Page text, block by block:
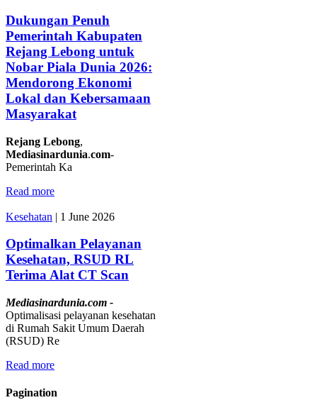
Dukungan Penuh
Pemerintah Kabupaten
Rejang Lebong untuk
Nobar Piala Dunia 2026:
Mendorong Ekonomi
Lokal dan Kebersamaan
Masyarakat
Rejang Lebong,
Mediasinardunia.com-
Pemerintah Ka
Read more
Kesehatan | 1 June 2026
Optimalkan Pelayanan
Kesehatan, RSUD RL
Terima Alat CT Scan
Mediasinardunia.com -
Optimalisasi pelayanan kesehatan
di Rumah Sakit Umum Daerah
(RSUD) Re
Read more
Pagination